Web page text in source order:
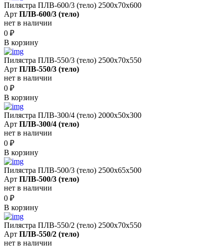
Пилястра ПЛВ-600/3 (тело) 2500х70х600
Арт ПЛВ-600/3 (тело)
нет в наличии
0 ₽
В корзину
Пилястра ПЛВ-550/3 (тело) 2500х70х550
Арт ПЛВ-550/3 (тело)
нет в наличии
0 ₽
В корзину
Пилястра ПЛВ-300/4 (тело) 2000х50х300
Арт ПЛВ-300/4 (тело)
нет в наличии
0 ₽
В корзину
Пилястра ПЛВ-500/3 (тело) 2500х65х500
Арт ПЛВ-500/3 (тело)
нет в наличии
0 ₽
В корзину
Пилястра ПЛВ-550/2 (тело) 2500х70х550
Арт ПЛВ-550/2 (тело)
нет в наличии